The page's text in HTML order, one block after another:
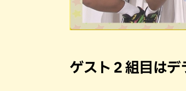
ゲスト２組目は